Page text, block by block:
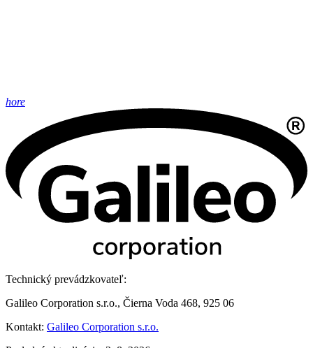
hore
Technický prevádzkovateľ:
Galileo Corporation s.r.o., Čierna Voda 468, 925 06
Kontakt: Galileo Corporation s.r.o.